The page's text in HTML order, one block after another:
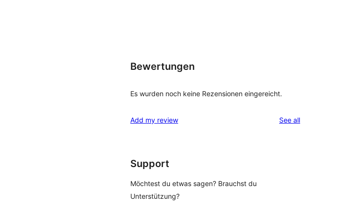
Bewertungen
Es wurden noch keine Rezensionen eingereicht.
Add my review See allreviews
Support
Möchtest du etwas sagen? Brauchst du
Unterstützung?